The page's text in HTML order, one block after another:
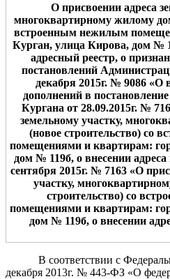
О присвоении адреса
многоквартирному жилому
встроенным нежилым
Курган, улица Кирова, дом №
адресный реестр, о
постановлений
декабря 2015г. № 9086 «О
дополнений в
Кургана от 28.09.2015г. №
земельному участку,
(новое строительство)со
помещениями и квартирам:
дом № 119б, о внесении
сентября 2015г. № 7163 «О
участку,многоквартирном
строительство)со
помещениями и квартирам:
дом № 119б, о внесении
В соответствии с
декабря 2013г. № 443-ФЗ «О